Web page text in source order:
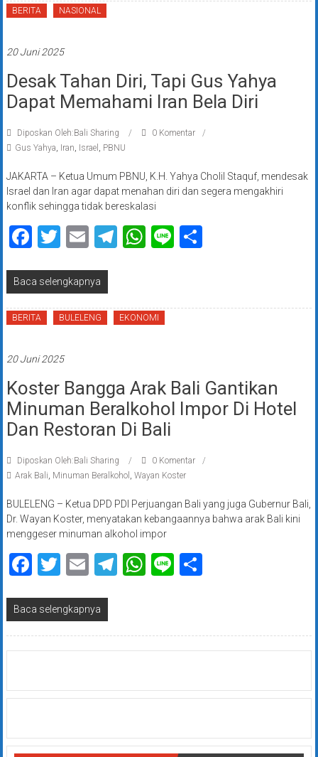
BERITA NASIONAL
20 Juni 2025
Desak Tahan Diri, Tapi Gus Yahya
Dapat Memahami Iran Bela Diri
Diposkan Oleh:Bali Sharing
0 Komentar
Gus Yahya, Iran, Israel , PBNU
JAKARTA – Ketua Umum PBNU, K.H. Yahya Cholil Staquf, mendesak
Israel dan Iran agar dapat menahan diri dan segera mengakhiri
konflik sehingga tidak bereskalasi
Facebook
Twitter
EmailTelegram
WhatsApp
LineShare
Baca selengkapnya
BERITA BULELENG EKONOMI
20 Juni 2025
Koster Bangga Arak Bali Gantikan
Minuman Beralkohol Impor Di Hotel
Dan Restoran Di Bali
Diposkan Oleh:Bali Sharing
0 Komentar
Arak Bali, Minuman Beralkohol , Wayan Koster
BULELENG – Ketua DPD PDI Perjuangan Bali yang juga Gubernur Bali,
Dr. Wayan Koster, menyatakan kebangaannya bahwa arak Bali kini
menggeser minuman alkohol impor
Facebook
Twitter
EmailTelegram
WhatsApp
LineShare
Baca selengkapnya